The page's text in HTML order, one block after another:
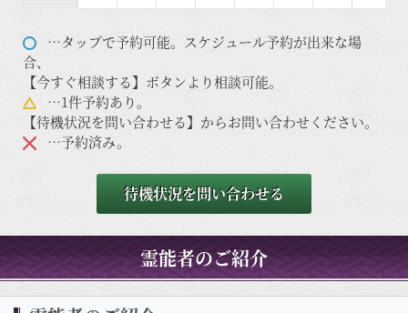
…タップで予約可能。スケジュール予約が出来な場
合、
【今すぐ相談する】ボタンより相談可能。
…1件予約あり。
【待機状況を問い合わせる】からお問い合わせください。
…予約済み。
待機状況を問い合わせる
霊能者のご紹介